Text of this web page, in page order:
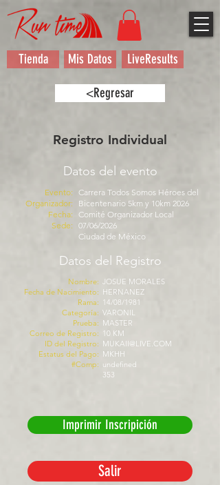
Tienda Mis Datos LiveResults
<Regresar
Registro Individual
Datos del evento
Evento:
Organizador:
Fecha:
Sede:
Carrera Todos Somos Héroes del
Bicentenario 5km y 10km 2026
Comité Organizador Local
07/06/2026
Ciudad de México
Datos del Registro
Nombre:
Fecha de Nacimiento:
Rama:
Categoría:
Prueba:
Correo de Registro:
ID del Registro:
Estatus del Pago:
#Comp:
JOSUE MORALES
HERNANEZ
14/08/1981
VARONIL
MASTER
10 KM
MUKAII@LIVE.COM
MKHH
undefined
353
Imprimir Inscripición
Salir